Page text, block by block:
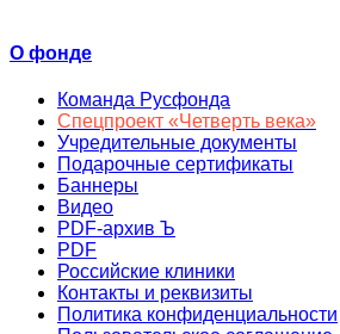
О фонде
Команда Русфонда
Спецпроект «Четверть века»
Учредительные документы
Подарочные сертификаты
Баннеры
Видео
PDF-архив Ъ
PDF
Российские клиники
Контакты и реквизиты
Политика конфиденциальности